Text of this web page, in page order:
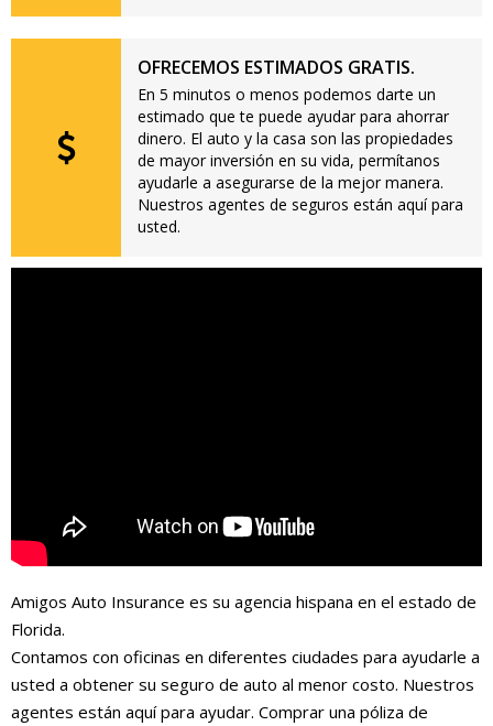
OFRECEMOS ESTIMADOS GRATIS.
En 5 minutos o menos podemos darte un
estimado que te puede ayudar para ahorrar
dinero. El auto y la casa son las propiedades
de mayor inversión en su vida, permítanos
ayudarle a asegurarse de la mejor manera.
Nuestros agentes de seguros están aquí para
usted.
Amigos Auto Insurance es su agencia hispana en el estado de
Florida.
Contamos con oficinas en diferentes ciudades para ayudarle a
usted a obtener su seguro de auto al menor costo. Nuestros
agentes están aquí para ayudar. Comprar una póliza de